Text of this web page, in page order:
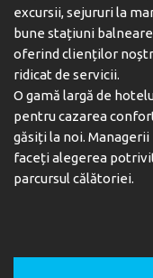
excursii, sejururi la
bune stațiuni
oferind clienților
ridicat de servicii.
O gamă largă de
pentru cazarea
găsiți la noi.
faceți alegerea
parcursul călătoriei.